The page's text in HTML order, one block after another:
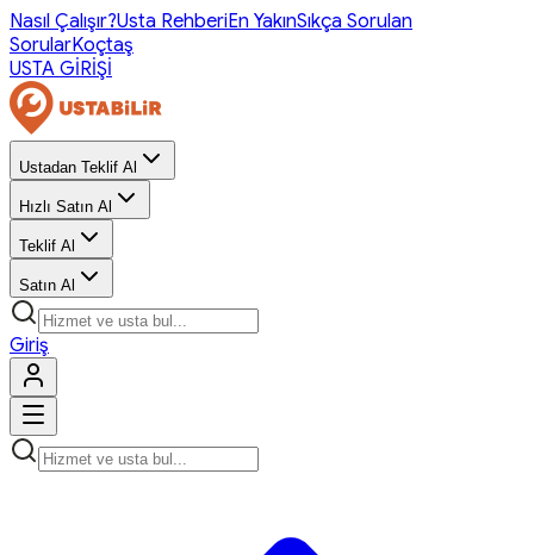
Nasıl Çalışır?Usta RehberiEn YakınSıkça Sorulan
SorularKoçtaş
USTA GİRİŞİ
Ustadan Teklif Al
Hızlı Satın Al
Teklif Al
Satın Al
Giriş